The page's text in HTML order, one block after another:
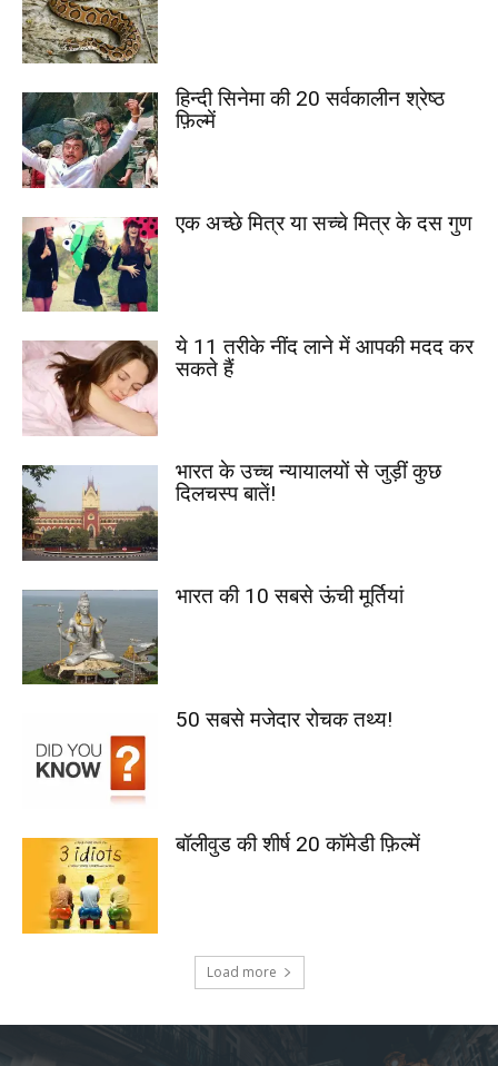
हिन्दी सिनेमा की 20 सर्वकालीन श्रेष्ठ
फ़िल्में
एक अच्छे मित्र या सच्चे मित्र के दस गुण
ये 11 तरीके नींद लाने में आपकी मदद कर
सकते हैं
भारत के उच्च न्यायालयों से जुड़ीं कुछ
दिलचस्प बातें!
भारत की 10 सबसे ऊंची मूर्तियां
50 सबसे मजेदार रोचक तथ्य!
बॉलीवुड की शीर्ष 20 कॉमेडी फ़िल्में
Load more